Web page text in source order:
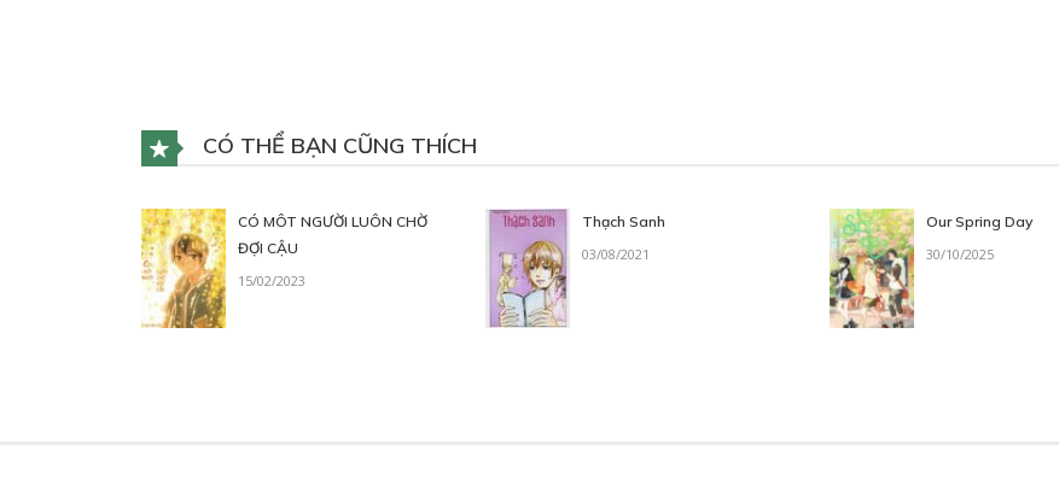
CÓ THỂ BẠN CŨNG THÍCH
CÓ MÔT NGƯỜI LUÔN CHỜ
ĐỢI CẬU
15/02/2023
Thạch Sanh
03/08/2021
Our Spring Day
30/10/2025